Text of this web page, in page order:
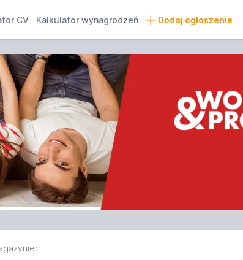
CV Kalkulator wynagrodzeń Dodaj ogłoszenie